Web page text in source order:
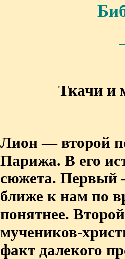
Ткачи и
Лион — второй
Парижа. В его
сюжета. Первый
ближе к нам по
понятнее.
мучеников-
факт далекого